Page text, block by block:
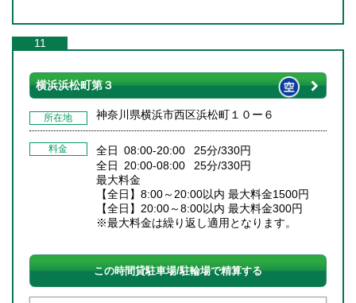
11
横浜浜松町第３
所在地 神奈川県横浜市西区浜松町１０ー６
料金
全日 08:00-20:00 25分/330円
全日 20:00-08:00 25分/330円
最大料金
【全日】8:00～20:00以内 最大料金1500円
【全日】20:00～8:00以内 最大料金300円
※最大料金は繰り返し適用となります。
この時間貸駐車場/駐輪場で精算する